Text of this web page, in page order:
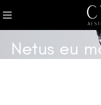
Netus eu